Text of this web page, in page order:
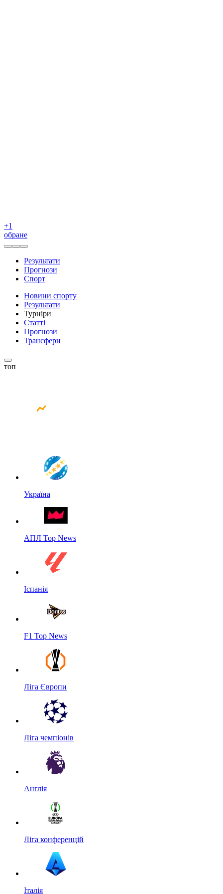
+1
обране
Результати
Прогнози
Спорт
Новини спорту
Результати
Турніри
Статті
Прогнози
Трансфери
топ
Україна
АПЛ Top News
Іспанія
F1 Top News
Ліга Європи
Ліга чемпіонів
Англія
Ліга конференцій
Італія